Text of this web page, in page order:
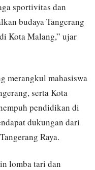
sportivitas dan
budaya Tangerang
Kota Malang,” ujar
merangkul mahasiswa
serta Kota
pendidikan di
dukungan dari
Raya.
lomba tari dan